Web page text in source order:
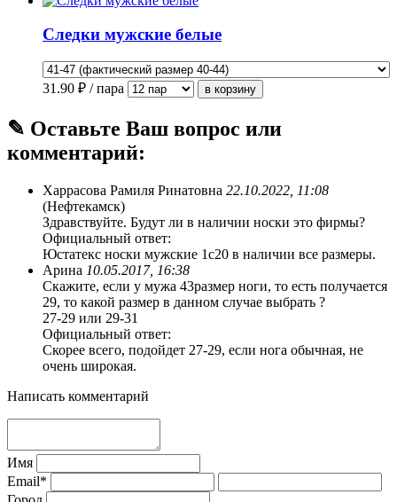
Следки мужские белые
31.90 ₽ / пара
✎ Оставьте Ваш вопрос или
комментарий:
Харрасова Рамиля Ринатовна 22.10.2022, 11:08
(Нефтекамск)
Здравствуйте. Будут ли в наличии носки это фирмы?
Официальный ответ:
Юстатекс носки мужские 1с20 в наличии все размеры.
Арина 10.05.2017, 16:38
Скажите, если у мужа 43размер ноги, то есть получается
29, то какой размер в данном случае выбрать ?
27-29 или 29-31
Официальный ответ:
Скорее всего, подойдет 27-29, если нога обычная, не
очень широкая.
Написать комментарий
Имя
Email*